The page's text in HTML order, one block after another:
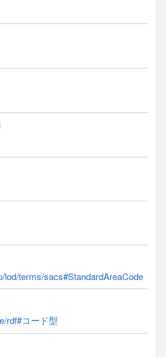
lod/terms/sacs#StandardAreaCode
rdf#コード型